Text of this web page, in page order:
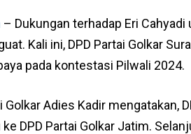
– Dukungan terhadap Eri
Kali ini, DPD Partai Golkar
pada kontestasi Pilwali 2024.
Adies Kadir mengatakan,
DPD Partai Golkar Jatim.